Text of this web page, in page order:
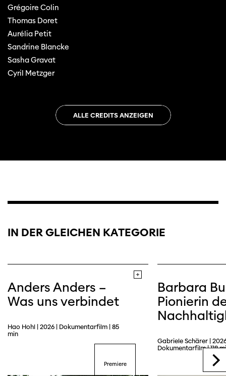
Grégoire Colin
Thomas Doret
Aurélia Petit
Sandrine Blancke
Sasha Gravat
Cyril Metzger
ALLE CREDITS ANZEIGEN
IN DER GLEICHEN KATEGORIE
Anders Anders –
Was uns verbindet
Hao Hohl | 2026 | Dokumentarfilm | 85
min
Premiere
Barbara
Pionierin
Gabriele Schärer |
Dokumentarfilm | 118